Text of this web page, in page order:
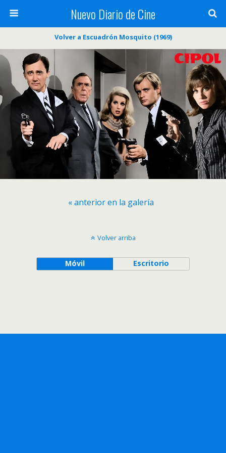
Nuevo Diario de Cine
Volver a Escuadrón Mosquito (1969)
« anterior en la galería
Volver arriba
Móvil Escritorio